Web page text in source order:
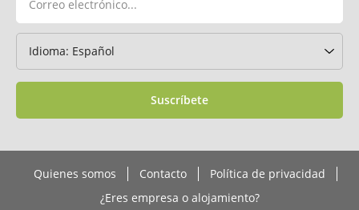
Suscríbete
Quienes somos Contacto
Política de privacidad
¿Eres empresa o alojamiento?